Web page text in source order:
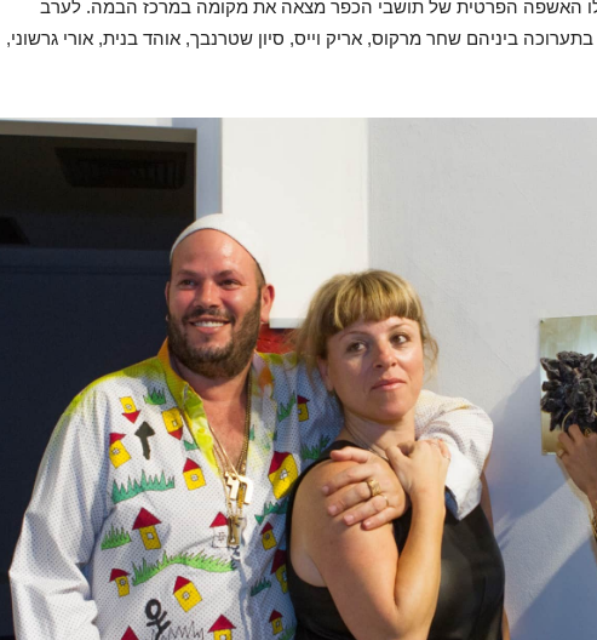
האשפה הפרטית של תושבי הכפר מצאה את מקומה במרכז הבמה. לערב
ביניהם שחר מרקוס, אריק וייס, סיון שטרנבך, אוהד בנית, אורי גרשוני,